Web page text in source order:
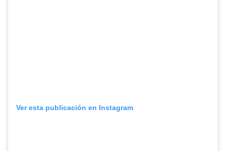
Ver esta publicación en Instagram